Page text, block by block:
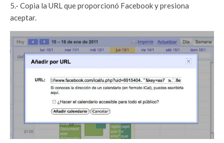
5.- Copia la URL que proporcionó Facebook y presiona
aceptar.